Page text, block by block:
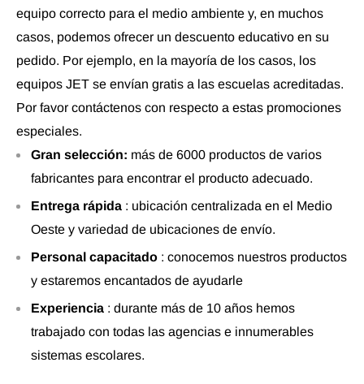
equipo correcto para el medio ambiente y, en muchos
casos, podemos ofrecer un descuento educativo en su
pedido. Por ejemplo, en la mayoría de los casos, los
equipos JET se envían gratis a las escuelas acreditadas.
Por favor contáctenos con respecto a estas promociones
especiales.
Gran selección: más de 6000 productos de varios
fabricantes para encontrar el producto adecuado.
Entrega rápida : ubicación centralizada en el Medio
Oeste y variedad de ubicaciones de envío.
Personal capacitado : conocemos nuestros productos
y estaremos encantados de ayudarle
Experiencia : durante más de 10 años hemos
trabajado con todas las agencias e innumerables
sistemas escolares.